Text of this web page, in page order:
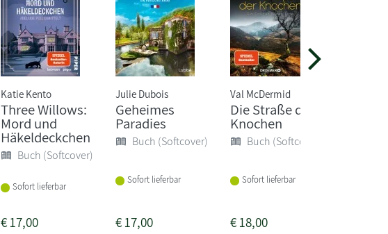
Katie Kento
Three Willows:
Mord und
Häkeldeckchen
Buch (Softcover)
Sofort lieferbar
€17,00
Julie Dubois
Geheimes
Paradies
Buch (Softcover)
Sofort lieferbar
€17,00
Val McDermid
Die Straße der
Knochen
Buch (Softcover)
Sofort lieferbar
€18,00